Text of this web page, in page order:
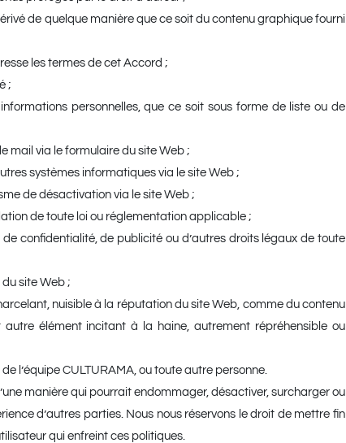
de quelque manière que ce soit du contenu graphique fourni
les termes de cet Accord ;
;
personnelles, que ce soit sous forme de liste ou de
mail via le formulaire du site Web ;
systèmes informatiques via le site Web ;
de désactivation via le site Web ;
de toute loi ou réglementation applicable ;
confidentialité, de publicité ou d’autres droits légaux de toute
site Web ;
nuisible à la réputation du site Web, comme du contenu
élément incitant à la haine, autrement répréhensible ou
l’équipe CULTURAMA, ou toute autre personne.
manière qui pourrait endommager, désactiver, surcharger ou
d’autres parties. Nous nous réservons le droit de mettre fin
qui enfreint ces politiques.